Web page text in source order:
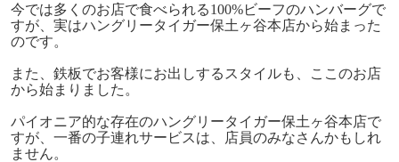
今では多くのお店で食べられる100%ビーフのハンバーグで
すが、実はハングリータイガー保土ヶ谷本店から始まった
のです。
また、鉄板でお客様にお出しするスタイルも、ここのお店
から始まりました。
パイオニア的な存在のハングリータイガー保土ヶ谷本店で
すが、一番の子連れサービスは、店員のみなさんかもしれ
ません。